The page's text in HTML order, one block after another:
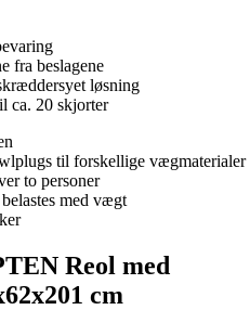
fra beslagene
løsning
ca. 20 skjorter
til forskellige vægmaterialer
to personer
med vægt
Reol med
cm